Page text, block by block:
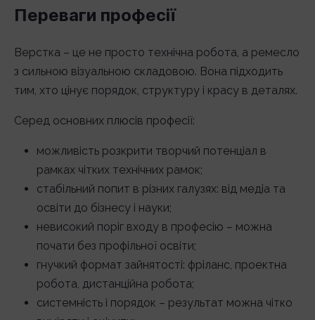
Переваги професії
Верстка – це не просто технічна робота, а ремесло
з сильною візуальною складовою. Вона підходить
тим, хто цінує порядок, структуру і красу в деталях.
Серед основних плюсів професії:
можливість розкрити творчий потенціал в
рамках чітких технічних рамок;
стабільний попит в різних галузях: від медіа та
освіти до бізнесу і науки;
невисокий поріг входу в професію – можна
почати без профільної освіти;
гнучкий формат зайнятості: фріланс, проектна
робота, дистанційна робота;
системність і порядок – результат можна чітко